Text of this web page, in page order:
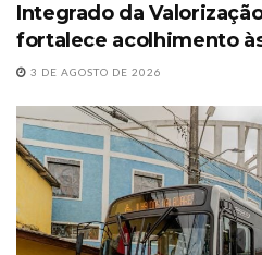
Integrado da
fortalece acolhimento
3 DE AGOSTO DE 2026